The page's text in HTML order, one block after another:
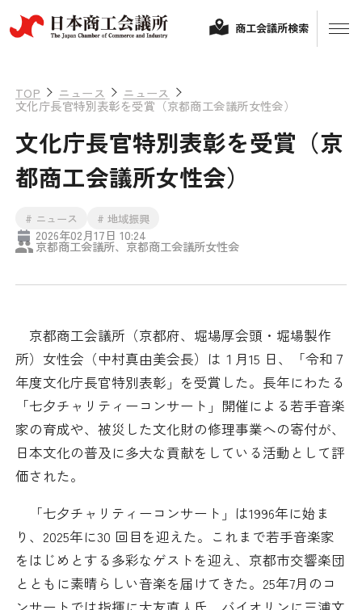
経営相談
融資制度・補助金
保険・共済
検定試験
ビジネス交流
情報提供・広報
その他サービス
政策提言
調査・研究
日本商工会議所とは
組織概要
役員紹介
日商のあゆみ
委員会・専門委員会
青年部・女性会
商工会議所検索
TOP ニュース ニュース
文化庁長官特別表彰を受賞（京都商工会議所女性会）
文化庁長官特別表彰を受賞（京
都商工会議所女性会）
# ニュース # 地域振興
2026年02月17日 10:24
京都商工会議所、京都商工会議所女性会
京都商工会議所（京都府、堀場厚会頭・堀場製作
所）女性会（中村真由美会長）は１月15 日、「令和７
年度文化庁長官特別表彰」を受賞した。長年にわたる
「七夕チャリティーコンサート」開催による若手音楽
家の育成や、被災した文化財の修理事業への寄付が、
日本文化の普及に多大な貢献をしている活動として評
価された。
「七夕チャリティーコンサート」は1996年に始ま
り、2025年に30 回目を迎えた。これまで若手音楽家
をはじめとする多彩なゲストを迎え、京都市交響楽団
とともに素晴らしい音楽を届けてきた。25年7月のコ